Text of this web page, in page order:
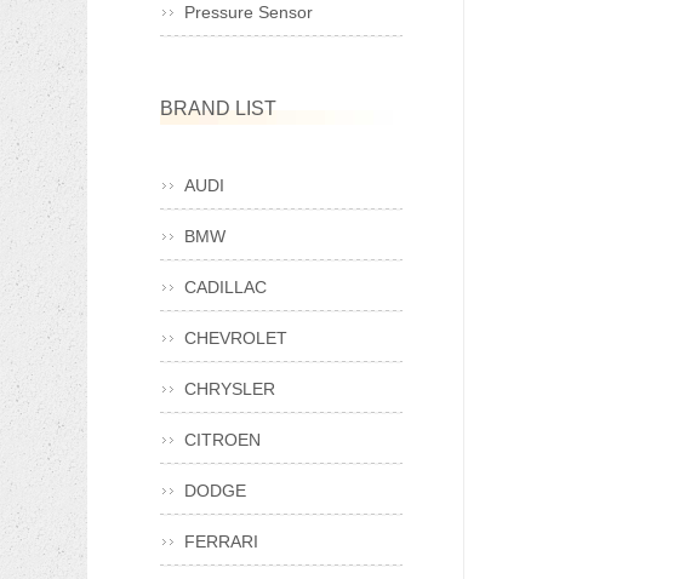
Pressure Sensor
BRAND LIST
AUDI
BMW
CADILLAC
CHEVROLET
CHRYSLER
CITROEN
DODGE
FERRARI